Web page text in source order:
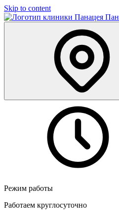
Skip to content
Режим работы
Работаем круглосуточно